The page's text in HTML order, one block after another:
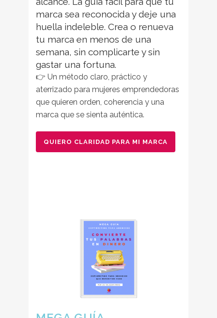
marca sea reconocida y deje una
huella indeleble. Crea o renueva
tu marca en menos de una
semana, sin complicarte y sin
gastar una fortuna.
👉 Un método claro, práctico y
aterrizado para mujeres emprendedoras
que quieren orden, coherencia y una
marca que se sienta auténtica.
QUIERO CLARIDAD PARA MI MARCA